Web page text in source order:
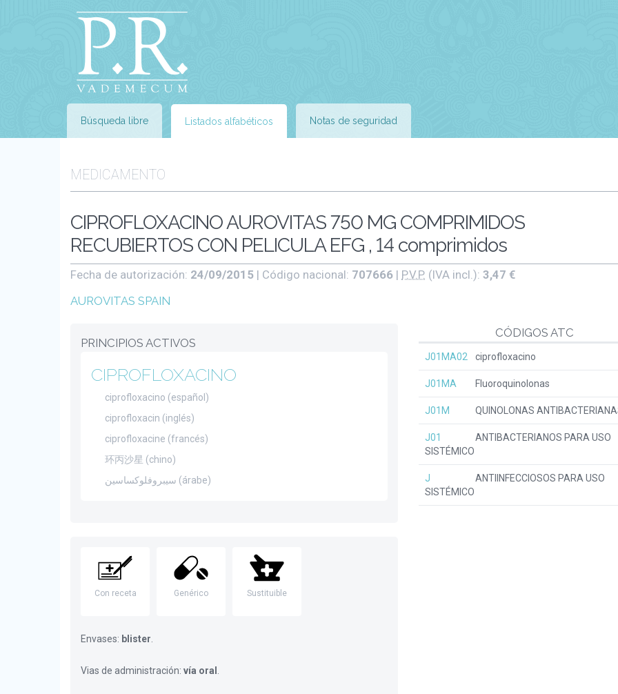
Búsqueda libre Listados alfabéticos Notas de seguridad
MEDICAMENTO
CIPROFLOXACINO AUROVITAS 750 MG COMPRIMIDOS
RECUBIERTOS CON PELICULA EFG , 14 comprimidos
Fecha de autorización: 24/09/2015 | Código nacional: 707666 | P.V.P. (IVA incl.): 3,47 €
AUROVITAS SPAIN
CÓDIGOS ATC
J01MA02 ciprofloxacino
J01MA Fluoroquinolonas
J01M QUINOLONAS
J01
ANTIBACTERIANOS PARA USO
SISTÉMICO
J
ANTIINFECCIOSOS PARA USO
SISTÉMICO
PRINCIPIOS ACTIVOS
CIPROFLOXACINO
ciprofloxacino (español)
ciprofloxacin (inglés)
ciprofloxacine (francés)
环丙沙星 (chino)
سيبروفلوكساسين (árabe)
Con receta Genérico Sustituible
Envases: blister
Vias de administración: vía oral